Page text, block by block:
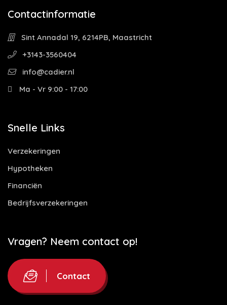
Contactinformatie
Sint Annadal 19, 6214PB, Maastricht
+3143-3560404
info@cadier.nl
Ma - Vr 9:00 - 17:00
Snelle Links
Verzekeringen
Hypotheken
Financiën
Bedrijfsverzekeringen
Vragen? Neem contact op!
Contact